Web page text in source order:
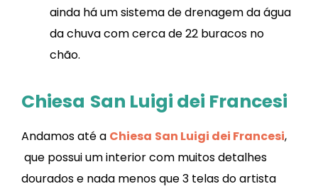
ainda há um sistema de drenagem da água
da chuva com cerca de 22 buracos no
chão.
Chiesa San Luigi dei Francesi
Andamos até a Chiesa San Luigi dei Francesi,
que possui um interior com muitos detalhes
dourados e nada menos que 3 telas do artista